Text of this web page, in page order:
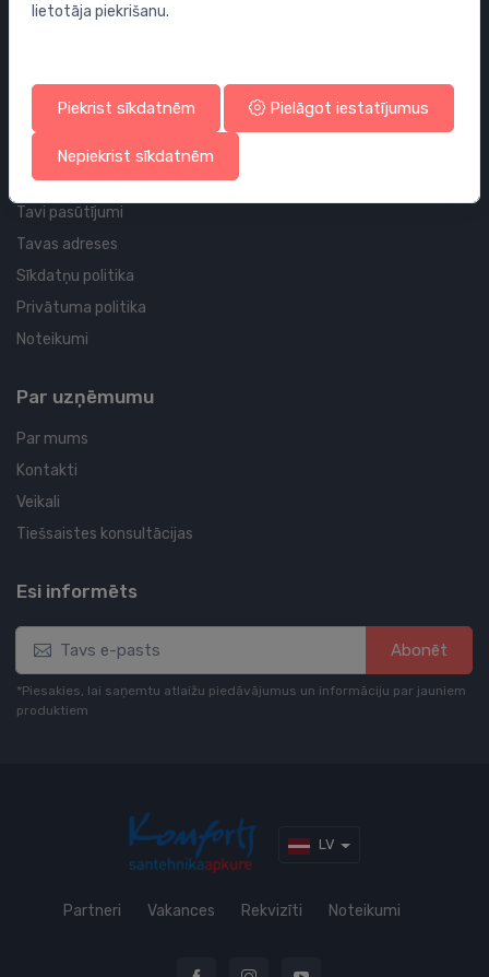
Sifoni
Cauruļvadi un Veidgabali
Profila un piegādes informācija
Tavs konts
Tavi pasūtījumi
Tavas adreses
Sīkdatņu politika
Privātuma politika
Noteikumi
Par uzņēmumu
Par mums
Kontakti
Veikali
Tiešsaistes konsultācijas
Esi informēts
Abonēt
*Piesakies, lai saņemtu atlaižu piedāvājumus un informāciju par jauniem
produktiem
LV
Partneri Vakances Rekvizīti Noteikumi
lietotāja piekrišanu.
Piekrist sīkdatnēm Pielāgot iestatījumus
Nepiekrist sīkdatnēm